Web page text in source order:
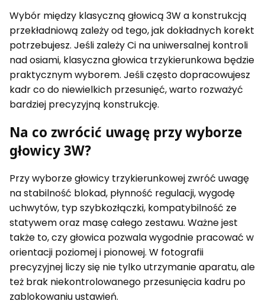
Wybór między klasyczną głowicą 3W a konstrukcją
przekładniową zależy od tego, jak dokładnych korekt
potrzebujesz. Jeśli zależy Ci na uniwersalnej kontroli
nad osiami, klasyczna głowica trzykierunkowa będzie
praktycznym wyborem. Jeśli często dopracowujesz
kadr co do niewielkich przesunięć, warto rozważyć
bardziej precyzyjną konstrukcję.
Na co zwrócić uwagę przy wyborze
głowicy 3W?
Przy wyborze głowicy trzykierunkowej zwróć uwagę
na stabilność blokad, płynność regulacji, wygodę
uchwytów, typ szybkozłączki, kompatybilność ze
statywem oraz masę całego zestawu. Ważne jest
także to, czy głowica pozwala wygodnie pracować w
orientacji poziomej i pionowej. W fotografii
precyzyjnej liczy się nie tylko utrzymanie aparatu, ale
też brak niekontrolowanego przesunięcia kadru po
zablokowaniu ustawień.